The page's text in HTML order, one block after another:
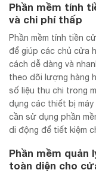
Phần mềm tính
và chi phí thấp
Phần mềm tính tiền
để giúp các chủ cửa
cách dễ dàng và
theo dõi lượng hàng
số liệu thu chi trong
dụng các thiết bị
cần sử dụng phần
di động để tiết kiệm
Phần mềm quản
toàn diện cho